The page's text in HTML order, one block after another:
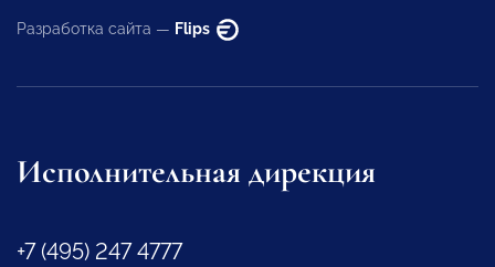
Разработка сайта — Flips
Исполнительная дирекция
+7 (495) 247 4777